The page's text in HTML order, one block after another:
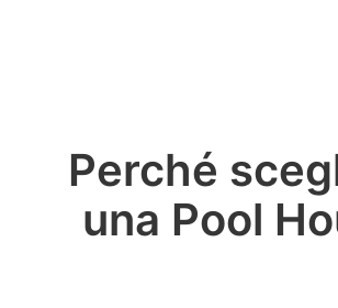
Perché
una Pool